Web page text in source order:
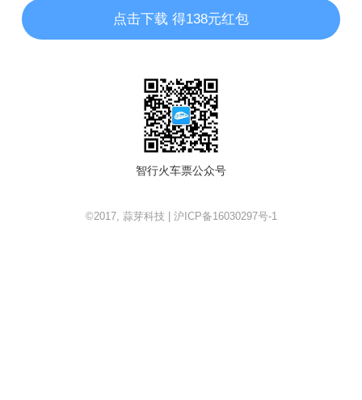
点击下载 得138元红包
智行火车票公众号
©2017, 蒜芽科技 | 沪ICP备16030297号-1